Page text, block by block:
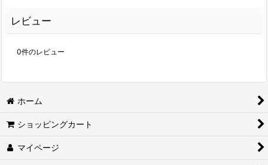
レビュー
0件のレビュー
ホーム
ショッピングカート
マイページ